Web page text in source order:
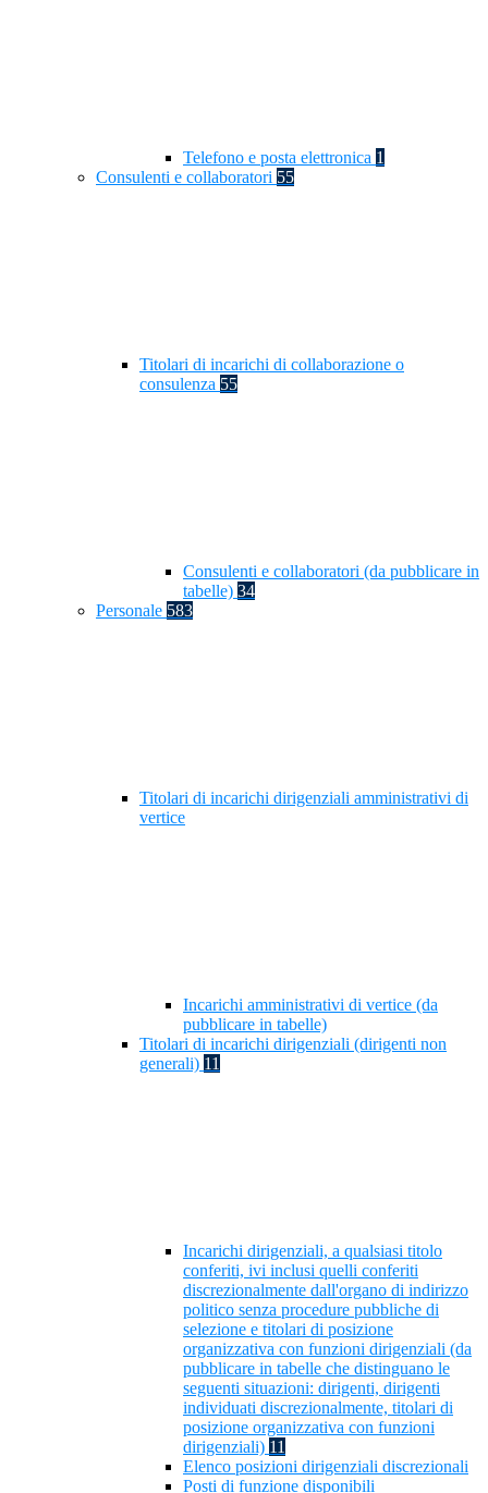
Telefono e posta elettronica 1
Consulenti e collaboratori 55
Titolari di incarichi di collaborazione o
consulenza 55
Consulenti e collaboratori (da pubblicare in
tabelle) 34
Personale 583
Titolari di incarichi dirigenziali amministrativi di
vertice
Incarichi amministrativi di vertice (da
pubblicare in tabelle)
Titolari di incarichi dirigenziali (dirigenti non
generali) 11
Incarichi dirigenziali, a qualsiasi titolo
conferiti, ivi inclusi quelli conferiti
discrezionalmente dall'organo di indirizzo
politico senza procedure pubbliche di
selezione e titolari di posizione
organizzativa con funzioni dirigenziali (da
pubblicare in tabelle che distinguano le
seguenti situazioni: dirigenti, dirigenti
individuati discrezionalmente, titolari di
posizione organizzativa con funzioni
dirigenziali) 11
Elenco posizioni dirigenziali discrezionali
Posti di funzione disponibili